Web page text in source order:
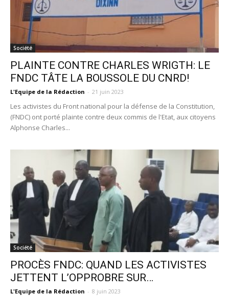
Société
PLAINTE CONTRE CHARLES WRIGTH: LE
FNDC TÂTE LA BOUSSOLE DU CNRD!
L'Equipe de la Rédaction - 21 juin 2023
Les activistes du Front national pour la défense de la Constitution,
(FNDC) ont porté plainte contre deux commis de l'Etat, aux citoyens
Alphonse Charles...
Société
PROCÈS FNDC: QUAND LES ACTIVISTES
JETTENT L’OPPROBRE SUR…
L'Equipe de la Rédaction - 8 juin 2023